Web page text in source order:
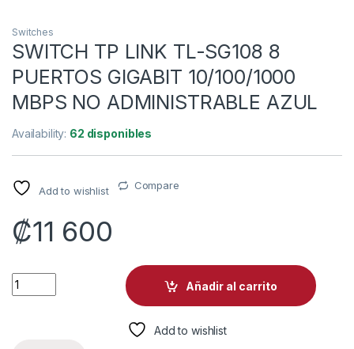
Switches
SWITCH TP LINK TL-SG108 8
PUERTOS GIGABIT 10/100/1000
MBPS NO ADMINISTRABLE AZUL
Availability: 62 disponibles
Add to wishlist Compare
₡11 600
SWITCH TP LINK TL-SG108 8 PUERTOS GIGABIT 10/100/
Añadir al carrito
Add to wishlist